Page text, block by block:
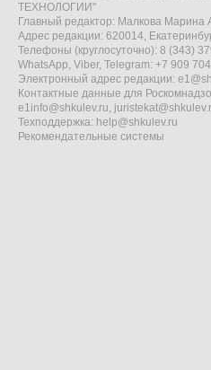
ТЕХНОЛОГИИ"
Главный редактор: Малкова Марина
Адрес редакции: 620014,
Телефоны (круглосуточно): 8 (343)
WhatsApp, Viber, Telegram: +7 909
Электронный адрес редакции:
Контактные данные для
e1info@shkulev.ru,
Техподдержка: help@shkulev.ru
Рекомендательные системы